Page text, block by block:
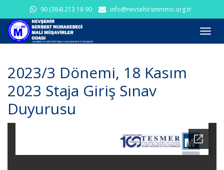
90 (384) 213 18 90 info@nevsehirsmmmo.org.tr
2023/3 Dönemi, 18 Kasım
2023 Staja Giriş Sınav
Duyurusu